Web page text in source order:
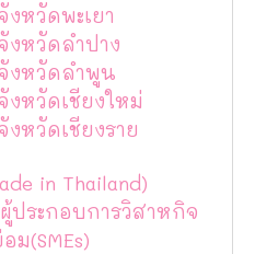
งหวัดพะเยา
งหวัดลำปาง
จังหวัดลำพูน
งหวัดเชียงใหม่
งหวัดเชียงราย
in Thailand)
ระกอบการวิสาหกิจ
(SMEs)